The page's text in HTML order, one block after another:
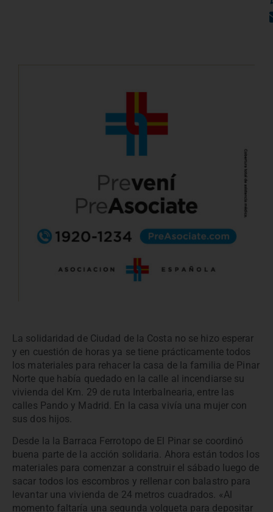
La solidaridad de Ciudad de la Costa no se hizo esperar
y en cuestión de horas ya se tiene prácticamente todos
los materiales para rehacer la casa de la familia de Pinar
Norte que había quedado en la calle al incendiarse su
vivienda del Km. 29 de ruta Interbalnearia, entre las
calles Pando y Madrid. En la casa vivía una mujer con
sus dos hijos.
Desde la la Barraca Ferrotopo de El Pinar se coordinó
buena parte de la acción solidaria. Ahora están todos los
materiales para comenzar a construir el sábado luego de
sacar todos los escombros y rellenar con balastro para
levantar una vivienda de 24 metros cuadrados. «Al
momento faltaría una segunda volqueta para depositar